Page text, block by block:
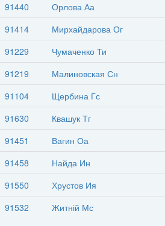
91440
Орлова Аа
91414
Мирхайдарова Ог
91229
Чумаченко Ти
91219
Малиновская Сн
91104
Щербина Гс
91630
Квашук Тг
91451
Вагин Оа
91458
Найда Ин
91550
Хрустов Ия
91532
Житній Мс